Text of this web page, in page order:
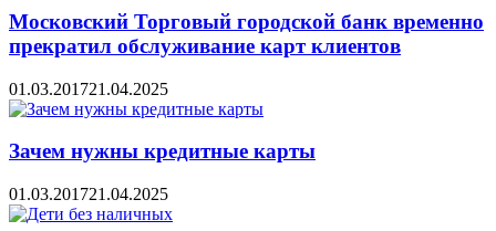
Московский Торговый городской банк временно
прекратил обслуживание карт клиентов
01.03.201721.04.2025
Зачем нужны кредитные карты
01.03.201721.04.2025